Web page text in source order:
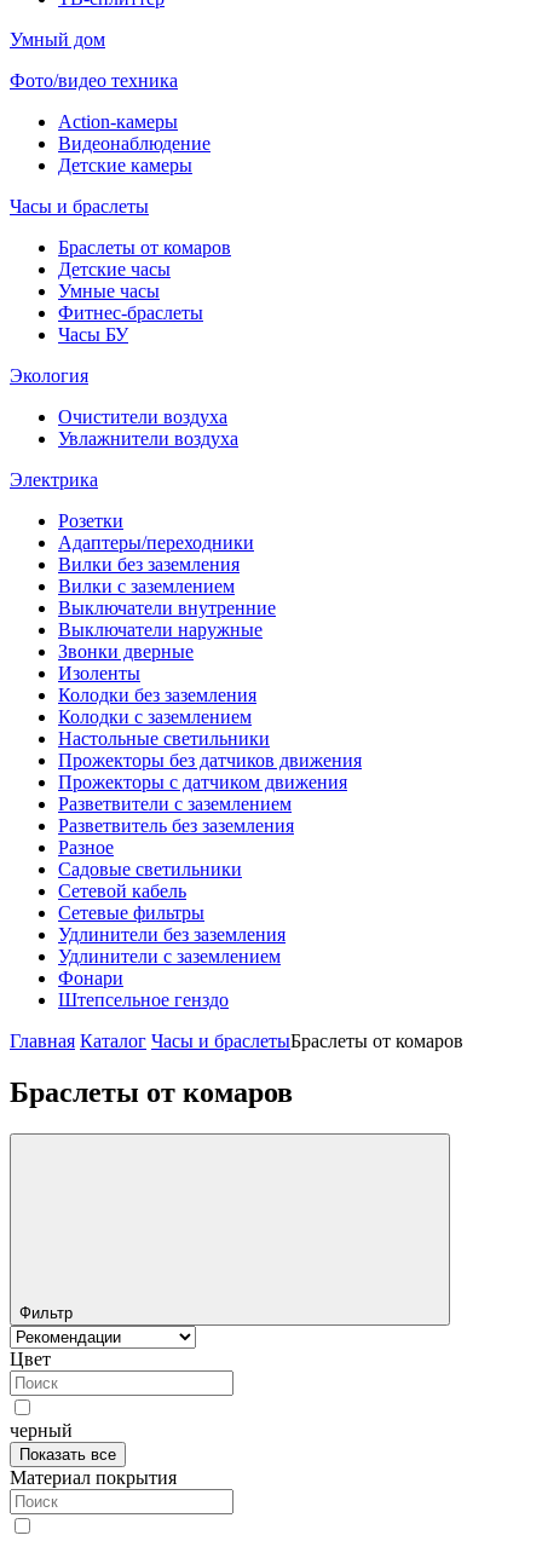
Умный дом
Фото/видео техника
Action-камеры
Видеонаблюдение
Детские камеры
Часы и браслеты
Браслеты от комаров
Детские часы
Умные часы
Фитнес-браслеты
Часы БУ
Экология
Очистители воздуха
Увлажнители воздуха
Электрика
Розетки
Адаптеры/переходники
Вилки без заземления
Вилки с заземлением
Выключатели внутренние
Выключатели наружные
Звонки дверные
Изоленты
Колодки без заземления
Колодки с заземлением
Настольные светильники
Прожекторы без датчиков движения
Прожекторы с датчиком движения
Разветвители с заземлением
Разветвитель без заземления
Разное
Садовые светильники
Сетевой кабель
Сетевые фильтры
Удлинители без заземления
Удлинители с заземлением
Фонари
Штепсельное генздо
Главная Каталог Часы и браслетыБраслеты от комаров
Браслеты от комаров
Фильтр
Цвет
черный
Показать все
Материал покрытия